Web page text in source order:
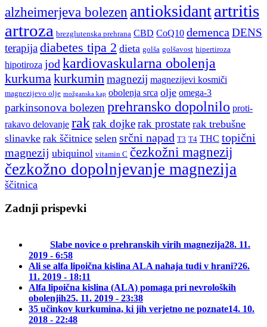
alzheimerjeva bolezen antioksidantartritis
artroza brezglutenska prehrana CBD CoQ10 demenca DENS
terapijadiabetes tipa 2 dieta golša golšavost hipertiroza
hipotiroza jod kardiovaskularna obolenja
kurkuma kurkumin magnezij magnezijevi kosmiči
magnezijevo olje možganska kap obolenja srca olje omega-3
parkinsonova bolezen prehransko dopolnilo proti-
rakavo delovanje rakrak dojkerak prostate rak trebušne
slinavke rak ščitnice selen srčni napad T3 T4 THC topični
magnezij ubiquinol vitamin C čezkožni magnezij
čezkožno dopolnjevanje magnezija
ščitnica
Zadnji prispevki
Slabe novice o prehranskih virih magnezija28. 11.
2019 - 6:58
Ali se alfa lipoična kislina ALA nahaja tudi v hrani?26.
11. 2019 - 18:11
Alfa lipoična kislina (ALA) pomaga pri nevroloških
obolenjih25. 11. 2019 - 23:38
35 učinkov kurkumina, ki jih verjetno ne poznate14. 10.
2018 - 22:48